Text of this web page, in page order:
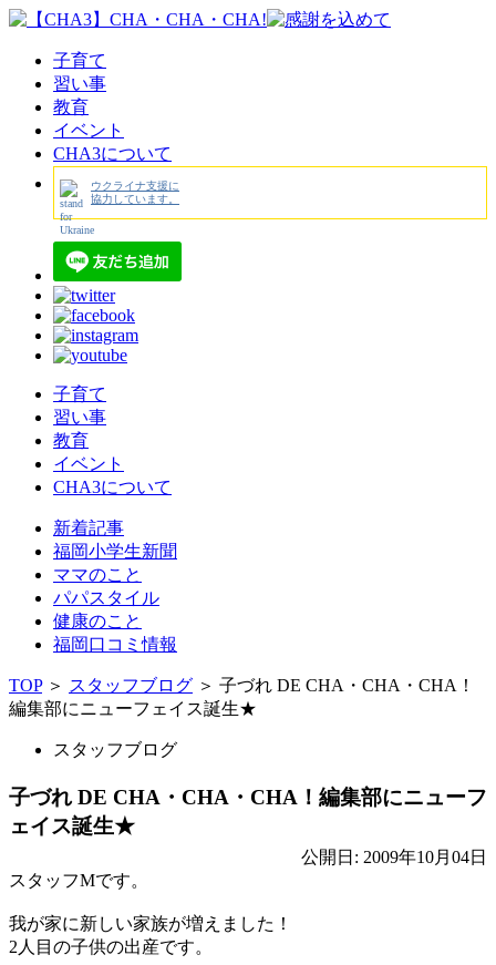
子育て
習い事
教育
イベント
CHA3について
ウクライナ支援に
協力しています。
子育て
習い事
教育
イベント
CHA3について
新着記事
福岡小学生新聞
ママのこと
パパスタイル
健康のこと
福岡口コミ情報
TOP＞ スタッフブログ ＞ 子づれ DE CHA・CHA・CHA！
編集部にニューフェイス誕生★
スタッフブログ
子づれ DE CHA・CHA・CHA！編集部にニューフ
ェイス誕生★
公開日: 2009年10月04日
スタッフMです。
我が家に新しい家族が増えました！
2人目の子供の出産です。